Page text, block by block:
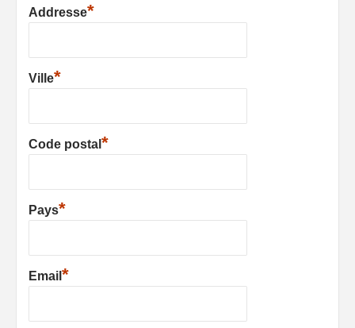
Addresse*
Ville*
Code postal *
Pays*
Email *